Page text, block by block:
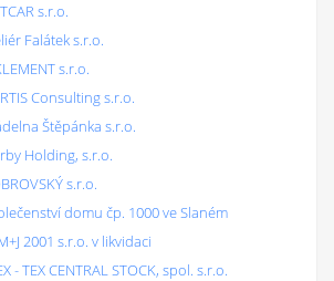
s.r.o.
Falátek s.r.o.
s.r.o.
Consulting s.r.o.
Štěpánka s.r.o.
Holding, s.r.o.
s.r.o.
domu čp. 1000 ve Slaném
2001 s.r.o. v likvidaci
- TEX CENTRAL STOCK, spol. s.r.o.